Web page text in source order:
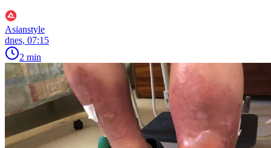
Asianstyle
dnes, 07:15
2 min